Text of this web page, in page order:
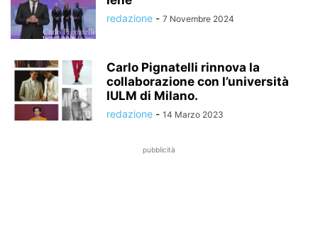
redazione - 7 Novembre 2024
Carlo Pignatelli rinnova la
collaborazione con l’università
IULM di Milano.
redazione - 14 Marzo 2023
pubblicità